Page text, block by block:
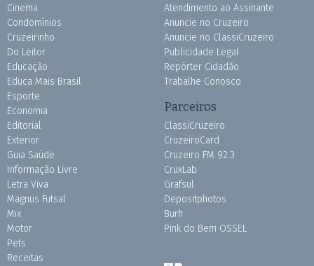
Cinema
Condomínios
Cruzeirinho
Do Leitor
Educação
Educa Mais Brasil
Esporte
Economia
Editorial
Exterior
Guia Saúde
Informação Livre
Letra Viva
Magnus Futsal
Mix
Motor
Pets
Receitas
Atendimento ao Assinante
Anuncie no Cruzeiro
Anuncie no ClassiCruzeiro
Publicidade Legal
Repórter Cidadão
Trabalhe Conosco
Parceiros
ClassiCruzeiro
CruzeiroCard
Cruzeiro FM 92.3
CruxLab
Grafsul
Depositphotos
Burh
Pink do Bem OSSEL